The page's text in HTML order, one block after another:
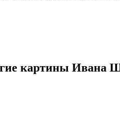
картины Ивана